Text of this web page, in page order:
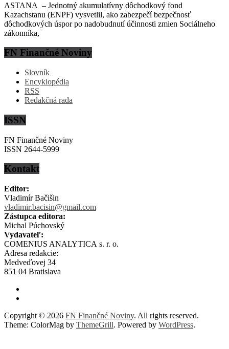
ASTANA – Jednotný akumulatívny dôchodkový fond
Kazachstanu (ENPF) vysvetlil, ako zabezpečí bezpečnosť
dôchodkových úspor po nadobudnutí účinnosti zmien Sociálneho
zákonníka,
FN Finančné Noviny
Slovník
Encyklopédia
RSS
Redakčná rada
ISSN
FN Finančné Noviny
ISSN 2644-5999
Kontakt
Editor:
Vladimír Bačišin
vladimir.bacisin@gmail.com
Zástupca editora:
Michal Púchovský
Vydavateľ:
COMENIUS ANALYTICA s. r. o.
Adresa redakcie:
Medveďovej 34
851 04 Bratislava
Copyright © 2026 FN Finančné Noviny. All rights reserved.
Theme: ColorMag by ThemeGrill. Powered by WordPress.